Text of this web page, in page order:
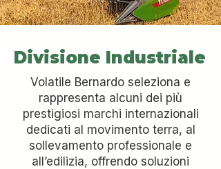
Divisione Industriale
Volatile Bernardo seleziona e
rappresenta alcuni dei più
prestigiosi marchi internazionali
dedicati al movimento terra, al
sollevamento professionale e
all’edilizia, offrendo soluzioni